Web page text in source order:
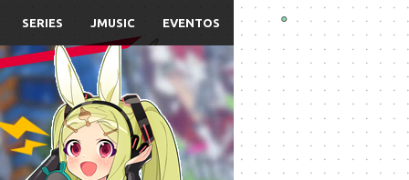
SERIES JMUSIC EVENTOS